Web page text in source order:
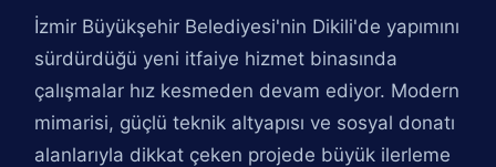
İzmir Büyükşehir Belediyesi'nin Dikili'de yapımını
sürdürdüğü yeni itfaiye hizmet binasında
çalışmalar hız kesmeden devam ediyor. Modern
mimarisi, güçlü teknik altyapısı ve sosyal donatı
alanlarıyla dikkat çeken projede büyük ilerleme